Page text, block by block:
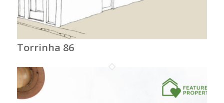
Torrinha 86